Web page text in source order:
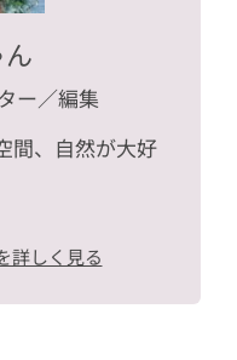
ー／編集
間、自然が大好
詳しく見る